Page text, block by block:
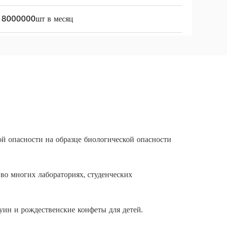
в месяц
опасности на образце биологической опасности
многих лабораториях, студенческих
и рождественские конфеты для детей.